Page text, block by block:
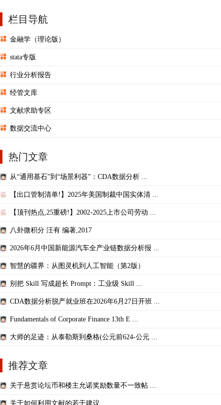
栏目导航
金融学（理论版）
stata专版
行业分析报告
经管文库
文献求助专区
数据交流中心
热门文章
从“通用基石”到“场景利器”：CDA数据分析 ...
【出口管制清单!】2025年美国制裁中国实体清 ...
【顶刊热点,25重磅!】2002-2025上市公司劳动 ...
八卦微积分 汪有 编著,2017
2026年6月中国新能源汽车全产业链数据分析报 ...
智慧的疆界：从图灵机到人工智能（第2版）
别把 Skill 写成超长 Prompt：工业级 Skill ...
CDA数据分析脱产就业班在2026年6月27日开班 ...
Fundamentals of Corporate Finance 13th E ...
大师的足迹：从泰勒斯到桑格(公元前624-公元 ...
推荐文章
关于悬赏论坛币和楼主允诺奖励数量不一致帖 ...
关于如何利用文献的若干建议